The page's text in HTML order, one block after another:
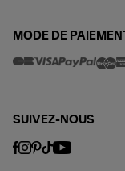
MODE DE PAIEMENT
SUIVEZ-NOUS